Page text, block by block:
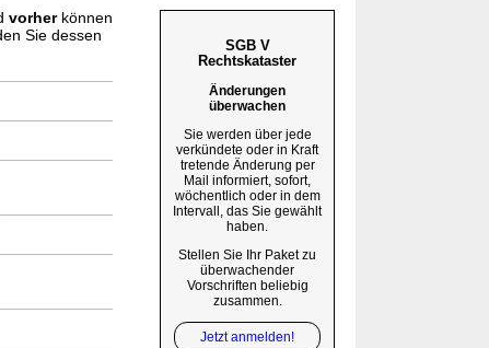
vorherkönnen
Sie dessen
SGB V
Rechtskataster
Änderungen
überwachen
Sie werden über jede
verkündete oder in Kraft
tretende Änderung per
Mail informiert, sofort,
wöchentlich oder in dem
Intervall, das Sie gewählt
haben.
Stellen Sie Ihr Paket zu
überwachender
Vorschriften beliebig
zusammen.
Jetzt anmelden!